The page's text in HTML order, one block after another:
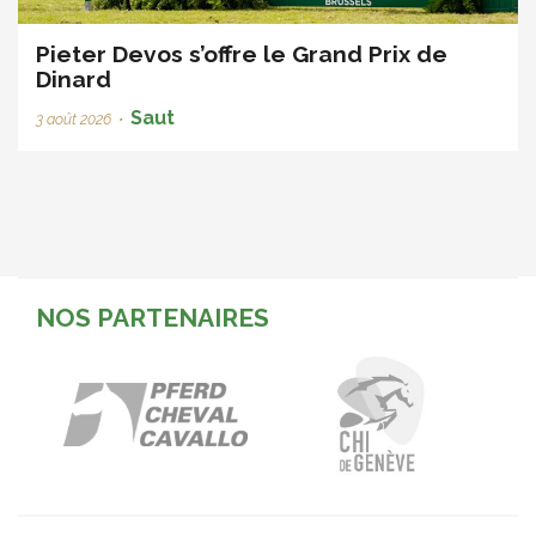
Pieter Devos s’offre le Grand Prix de
Dinard
3 août 2026 • Saut
NOS PARTENAIRES